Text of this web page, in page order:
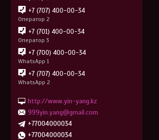
+7 (707) 400-00-34
Оператор 2
+7 (701) 400-00-34
Оператор 3
+7 (700) 400-00-34
WhatsApp 1
+7 (707) 400-00-34
WhatsApp 2
http://www.yin-yang.kz
999yin.yang@gmail.com
+77004000034
+77004000034